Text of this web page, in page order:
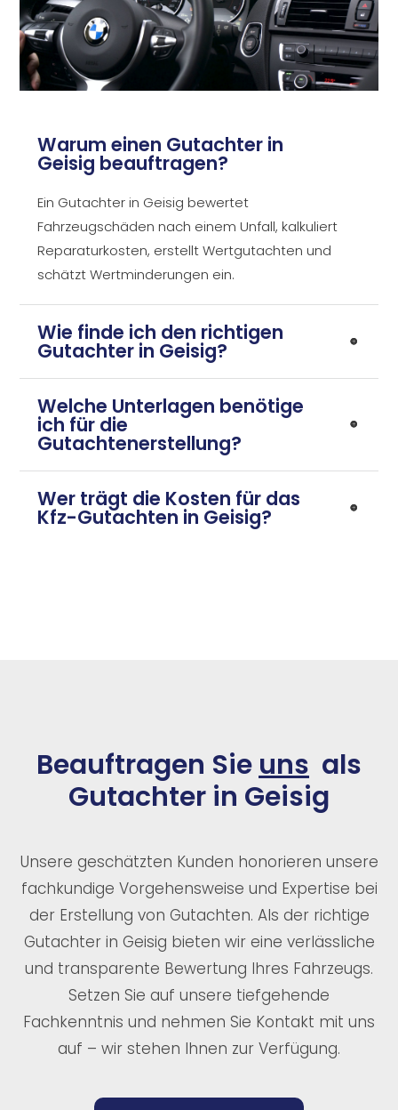
Warum einen Gutachter in
Geisig beauftragen?
Ein Gutachter in Geisig bewertet
Fahrzeugschäden nach einem Unfall, kalkuliert
Reparaturkosten, erstellt Wertgutachten und
schätzt Wertminderungen ein.
Wie finde ich den richtigen
Gutachter in Geisig?
Welche Unterlagen benötige
ich für die
Gutachtenerstellung?
Wer trägt die Kosten für das
Kfz-Gutachten in Geisig?
Beauftragen Sie uns als
Gutachter in Geisig
Unsere geschätzten Kunden honorieren unsere
fachkundige Vorgehensweise und Expertise bei
der Erstellung von Gutachten. Als der richtige
Gutachter in Geisig bieten wir eine verlässliche
und transparente Bewertung Ihres Fahrzeugs.
Setzen Sie auf unsere tiefgehende
Fachkenntnis und nehmen Sie Kontakt mit uns
auf – wir stehen Ihnen zur Verfügung.